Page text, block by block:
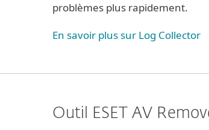
problèmes plus rapidement.
En savoir plus sur Log Collector
Outil ESET AV